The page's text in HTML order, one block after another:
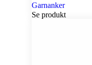
Garnanker
Se produkt